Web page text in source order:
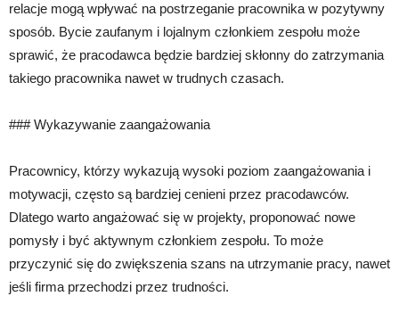
relacje mogą wpływać na postrzeganie pracownika w pozytywny
sposób. Bycie zaufanym i lojalnym członkiem zespołu może
sprawić, że pracodawca będzie bardziej skłonny do zatrzymania
takiego pracownika nawet w trudnych czasach.
### Wykazywanie zaangażowania
Pracownicy, którzy wykazują wysoki poziom zaangażowania i
motywacji, często są bardziej cenieni przez pracodawców.
Dlatego warto angażować się w projekty, proponować nowe
pomysły i być aktywnym członkiem zespołu. To może
przyczynić się do zwiększenia szans na utrzymanie pracy, nawet
jeśli firma przechodzi przez trudności.